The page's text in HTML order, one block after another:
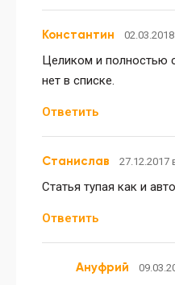
Константин
Целиком и полностью
нет в списке.
Ответить
Станислав 27.12.2017
Статья тупая как и
Ответить
Ануфрий